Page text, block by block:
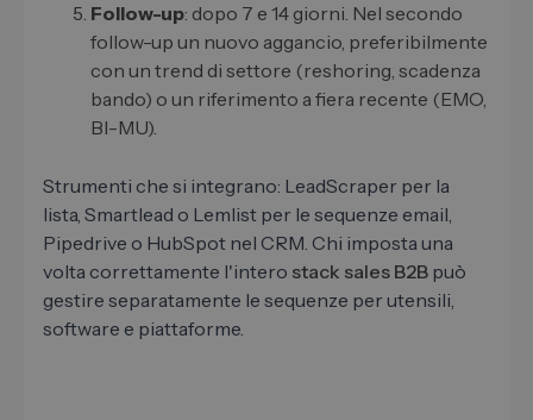
Follow-up: dopo 7 e 14 giorni. Nel secondo
follow-up un nuovo aggancio, preferibilmente
con un trend di settore (reshoring, scadenza
bando) o un riferimento a fiera recente (EMO,
BI-MU).
Strumenti che si integrano: LeadScraper per la
lista, Smartlead o Lemlist per le sequenze email,
Pipedrive o HubSpot nel CRM. Chi imposta una
volta correttamente l'intero stack sales B2B può
gestire separatamente le sequenze per utensili,
software e piattaforme.